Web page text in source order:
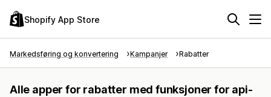
Shopify App Store
Markedsføring og konvertering Kampanjer Rabatter
Alle apper for rabatter med funksjoner for api-